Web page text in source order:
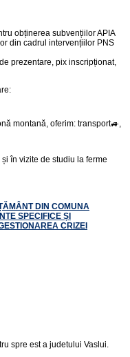
obținerea subvențiilor APIA
din cadrul intervențiilor PNS
prezentare, pix inscripționat,
montană, oferim: transport🚙,
în vizite de studiu la ferme
DIN COMUNA
SPECIFICE ȘI
CRIZEI
spre est a judetului Vaslui.